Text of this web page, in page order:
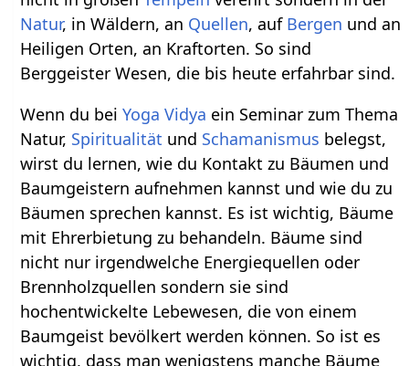
Natur, in Wäldern, an Quellen, auf Bergen und an
Heiligen Orten, an Kraftorten. So sind
Berggeister Wesen, die bis heute erfahrbar sind.
Wenn du beiYoga Vidya ein Seminar zum Thema
Natur, Spiritualität und Schamanismus belegst,
wirst du lernen, wie du Kontakt zu Bäumen und
Baumgeistern aufnehmen kannst und wie du zu
Bäumen sprechen kannst. Es ist wichtig, Bäume
mit Ehrerbietung zu behandeln. Bäume sind
nicht nur irgendwelche Energiequellen oder
Brennholzquellen sondern sie sind
hochentwickelte Lebewesen, die von einem
Baumgeist bevölkert werden können. So ist es
wichtig, dass man wenigstens manche Bäume